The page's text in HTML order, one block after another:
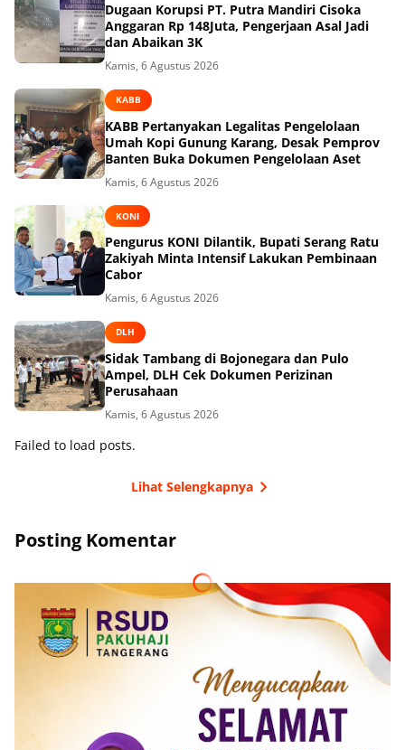
Dugaan Korupsi PT. Putra Mandiri Cisoka
Anggaran Rp 148Juta, Pengerjaan Asal Jadi
dan Abaikan 3K
Kamis, 6 Agustus 2026
KABB
KABB Pertanyakan Legalitas Pengelolaan
Umah Kopi Gunung Karang, Desak Pemprov
Banten Buka Dokumen Pengelolaan Aset
Kamis, 6 Agustus 2026
KONI
Pengurus KONI Dilantik, Bupati Serang Ratu
Zakiyah Minta Intensif Lakukan Pembinaan
Cabor
Kamis, 6 Agustus 2026
DLH
Sidak Tambang di Bojonegara dan Pulo
Ampel, DLH Cek Dokumen Perizinan
Perusahaan
Kamis, 6 Agustus 2026
Failed to load posts.
Lihat Selengkapnya
Posting Komentar